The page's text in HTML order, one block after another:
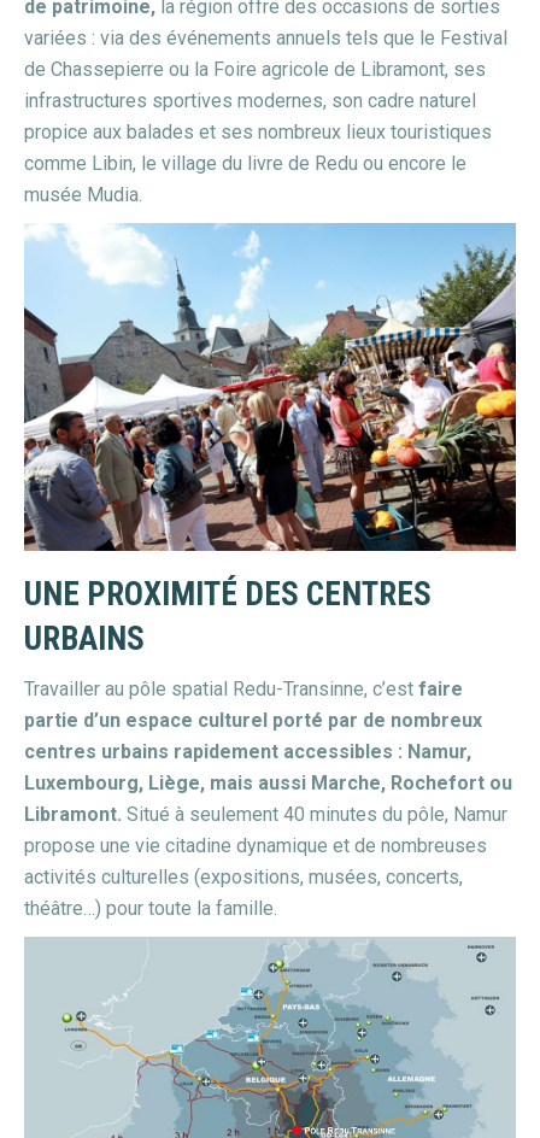
de patrimoine, la région offre des occasions de sorties
variées : via des événements annuels tels que le Festival
de Chassepierre ou la Foire agricole de Libramont, ses
infrastructures sportives modernes, son cadre naturel
propice aux balades et ses nombreux lieux touristiques
comme Libin, le village du livre de Redu ou encore le
musée Mudia.
UNE PROXIMITÉ DES CENTRES
URBAINS
Travailler au pôle spatial Redu-Transinne, c’est faire
partie d’un espace culturel porté par de nombreux
centres urbains rapidement accessibles : Namur,
Luxembourg, Liège, mais aussi Marche, Rochefort ou
Libramont. Situé à seulement 40 minutes du pôle, Namur
propose une vie citadine dynamique et de nombreuses
activités culturelles (expositions, musées, concerts,
théâtre…) pour toute la famille.